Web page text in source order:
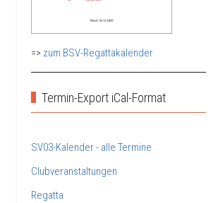
=> zum BSV-Regattakalender
Termin-Export iCal-Format
SV03-Kalender - alle Termine
Clubveranstaltungen
Regatta